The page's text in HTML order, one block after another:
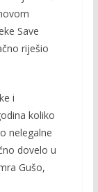
Save
riješio
i
koliko
nelegalne
dovelo u
Gušo,